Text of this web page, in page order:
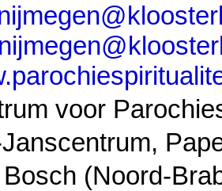
voor
(Noord-